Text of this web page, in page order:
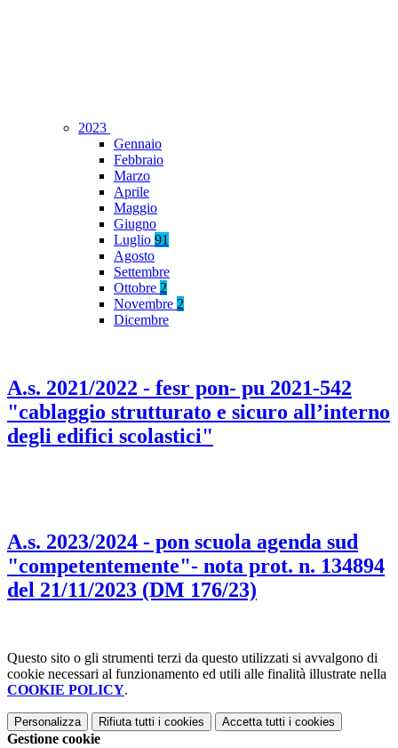
2023
Gennaio
Febbraio
Marzo
Aprile
Maggio
Giugno
Luglio 91
Agosto
Settembre
Ottobre 2
Novembre 2
Dicembre
A.s. 2021/2022 - fesr pon- pu 2021-542
"cablaggio strutturato e sicuro all’interno
degli edifici scolastici"
A.s. 2023/2024 - pon scuola agenda sud
"competentemente"- nota prot. n. 134894
del 21/11/2023 (DM 176/23)
Questo sito o gli strumenti terzi da questo utilizzati si avvalgono di
cookie necessari al funzionamento ed utili alle finalità illustrate nella
COOKIE POLICY.
Personalizza Rifiuta tutti i cookies Accetta tutti i cookies
Gestione cookie